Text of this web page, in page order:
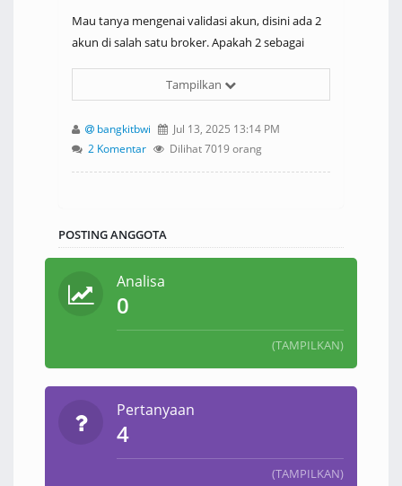
Mau tanya mengenai validasi akun, disini ada 2
akun di salah satu broker. Apakah 2 sebagai
milik istri. Akun ini bisa di validasi di 1 akun user
support
Tampilkan
bangkitbwi
Jul 13, 2025 13:14 PM
2 Komentar
Dilihat 7019 orang
POSTING ANGGOTA
Analisa
0
(TAMPILKAN)
Pertanyaan
4
(TAMPILKAN)